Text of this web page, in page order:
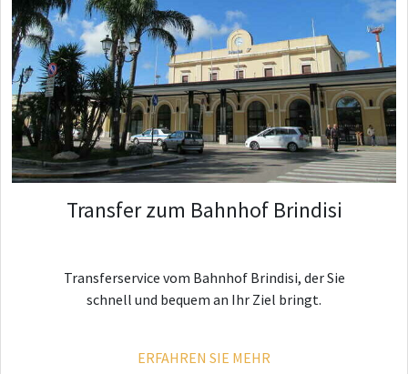
Transfer zum Bahnhof Brindisi
Transferservice vom Bahnhof Brindisi, der Sie
schnell und bequem an Ihr Ziel bringt.
ERFAHREN SIE MEHR